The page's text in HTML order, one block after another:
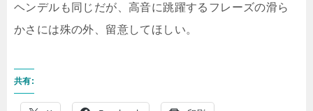
ヘンデルも同じだが、高音に跳躍するフレーズの滑ら
かさには殊の外、留意してほしい。
共有: